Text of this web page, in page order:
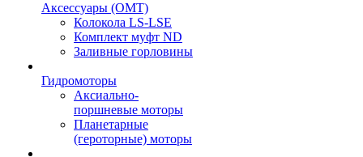
Аксессуары (OMT)
Колокола LS-LSE
Комплект муфт ND
Заливные горловины
Гидромоторы
Аксиально-
поршневые моторы
Планетарные
(героторные) моторы